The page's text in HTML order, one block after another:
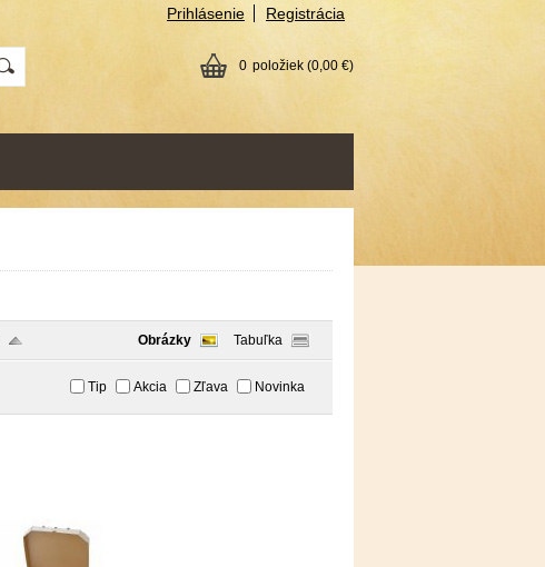
Prihlásenie Registrácia
0 položiek (0,00 €)
Obrázky Tabuľka
Tip Akcia Zľava Novinka